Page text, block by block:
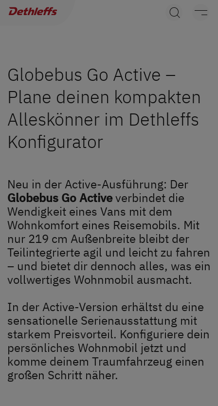
Wohnmobile
Camper Vans
Dethleffs Original Zubehör
Service
Reiselust
Unternehmen
Händlersuche
Globebus Go Active –
Plane deinen kompakten
Alleskönner im Dethleffs
Konfigurator
Neu in der Active-Ausführung: Der
Globebus Go Activeverbindet die
Wendigkeit eines Vans mit dem
Wohnkomfort eines Reisemobils. Mit
nur 219 cm Außenbreite bleibt der
Teilintegrierte agil und leicht zu fahren
– und bietet dir dennoch alles, was ein
vollwertiges Wohnmobil ausmacht.
In der Active-Version erhältst du eine
sensationelle Serienausstattung mit
starkem Preisvorteil. Konfiguriere dein
persönliches Wohnmobil jetzt und
komme deinem Traumfahrzeug einen
großen Schritt näher.
Dethleffs Händlersuche
Finde den Dethleffs Händler in deiner Nähe